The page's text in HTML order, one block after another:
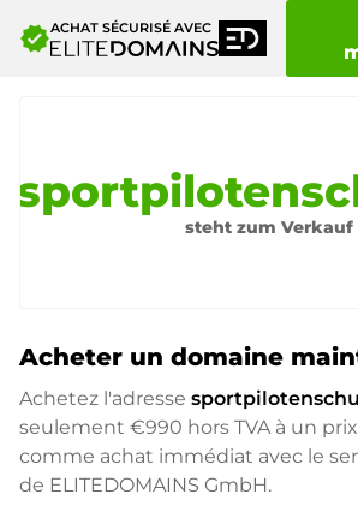
verifiedACHAT SÉCURISÉ AVEC
steht zum Verkauf
Acheter un domaine
Achetez l'adresse
seulement €990 hors TVA à un
comme achat immédiat avec le
de ELITEDOMAINS GmbH.